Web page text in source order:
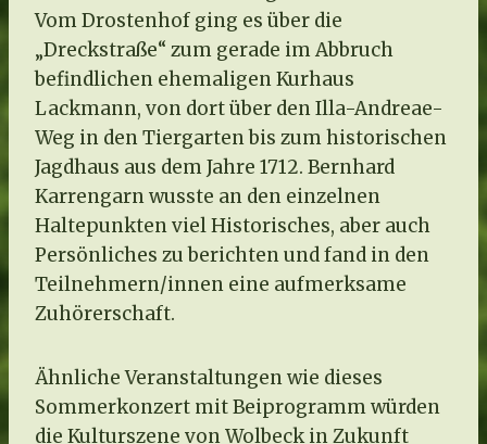
Vom Drostenhof ging es über die
„Dreckstraße“ zum gerade im Abbruch
befindlichen ehemaligen Kurhaus
Lackmann, von dort über den Illa-Andreae-
Weg in den Tiergarten bis zum historischen
Jagdhaus aus dem Jahre 1712. Bernhard
Karrengarn wusste an den einzelnen
Haltepunkten viel Historisches, aber auch
Persönliches zu berichten und fand in den
Teilnehmern/innen eine aufmerksame
Zuhörerschaft.
Ähnliche Veranstaltungen wie dieses
Sommerkonzert mit Beiprogramm würden
die Kulturszene von Wolbeck in Zukunft